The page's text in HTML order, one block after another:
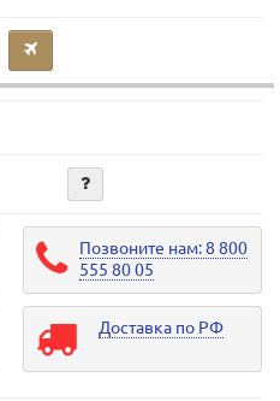
Позвоните нам: 8 800
555 80 05
Доставка по РФ